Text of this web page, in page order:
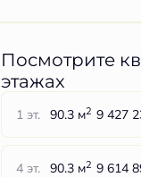
Посмотрите
этажах
1 эт. 90.3 м2 9 427
4 эт. 90.3 м2 9 614